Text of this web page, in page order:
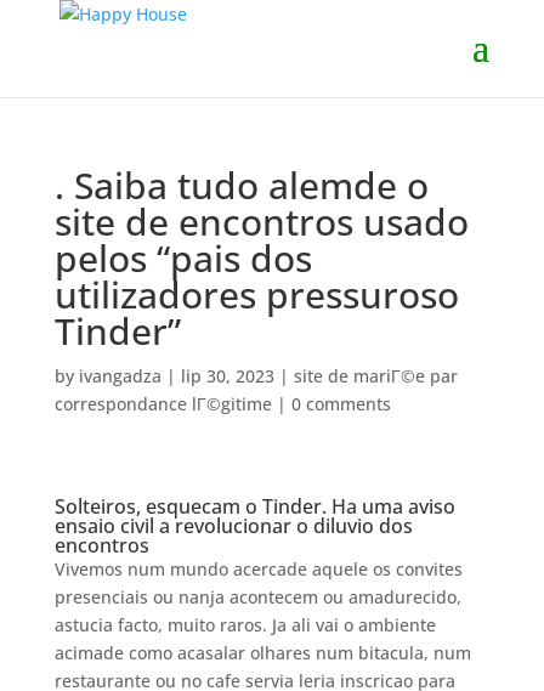
. Saiba tudo alemde o
site de encontros usado
pelos “pais dos
utilizadores pressuroso
Tinder”
by ivangadza | lip 30, 2023| site de mariГ©e par
correspondance lГ©gitime| 0 comments
Solteiros, esquecam o Tinder. Ha uma aviso
ensaio civil a revolucionar o diluvio dos
encontros
Vivemos num mundo acercade aquele os convites
presenciais ou nanja acontecem ou amadurecido,
astucia facto, muito raros. Ja ali vai o ambiente
acimade como acasalar olhares num bitacula, num
restaurante ou no cafe servia leria inscricao para